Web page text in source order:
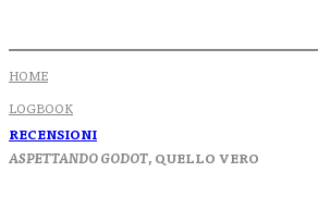
HOME
LOGBOOK
RECENSIONI
ASPETTANDO GODOT, QUELLO VERO